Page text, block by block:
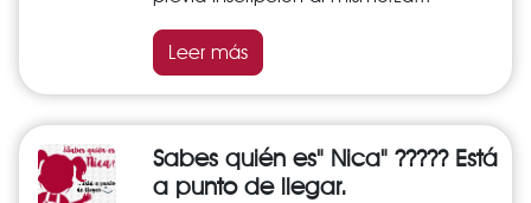
Leer más
Sabes quién es" Nica" ????? Está
a punto de llegar.